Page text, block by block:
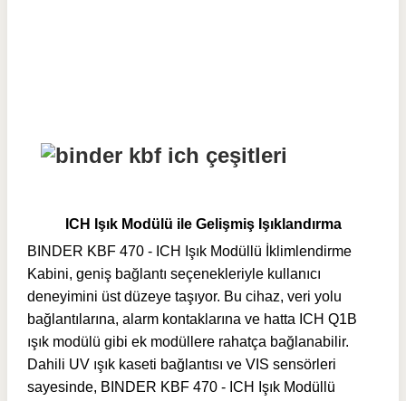
ICH Işık Modülü ile Gelişmiş Işıklandırma
BINDER KBF 470 - ICH Işık Modüllü İklimlendirme
Kabini, geniş bağlantı seçenekleriyle kullanıcı
deneyimini üst düzeye taşıyor. Bu cihaz, veri yolu
bağlantılarına, alarm kontaklarına ve hatta ICH Q1B
ışık modülü gibi ek modüllere rahatça bağlanabilir.
Dahili UV ışık kaseti bağlantısı ve VIS sensörleri
sayesinde, BINDER KBF 470 - ICH Işık Modüllü